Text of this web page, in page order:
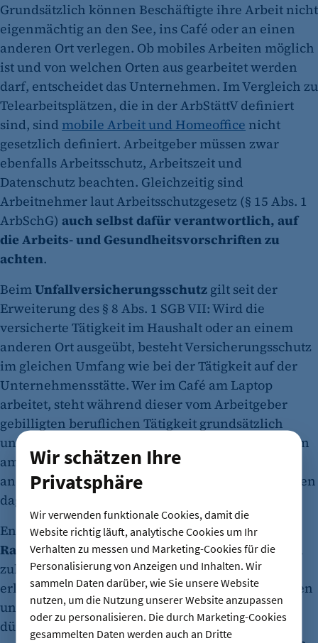
Wir schätzen Ihre
Privatsphäre
Wir verwenden funktionale Cookies, damit die
Website richtig läuft, analytische Cookies um Ihr
Verhalten zu messen und Marketing-Cookies für die
Personalisierung von Anzeigen und Inhalten. Wir
sammeln Daten darüber, wie Sie unsere Website
nutzen, um die Nutzung unserer Website anzupassen
oder zu personalisieren. Die durch Marketing-Cookies
gesammelten Daten werden auch an Dritte
Grundsätzlich können Beschäftigte ihre Arbeit nicht
eigenmächtig an den See, ins Café oder an einen
anderen Ort verlegen. Ob mobiles Arbeiten möglich
ist und von welchen Orten aus gearbeitet werden
darf, entscheidet das Unternehmen. Im Vergleich zu
Telearbeitsplätzen, die in der ArbStättV definiert
sind, sind mobile Arbeit und Homeoffice nicht
gesetzlich definiert. Arbeitgeber müssen zwar
ebenfalls Arbeitsschutz, Arbeitszeit und
Datenschutz beachten. Gleichzeitig sind
Arbeitnehmer laut Arbeitsschutzgesetz (§ 15 Abs. 1
ArbSchG) auch selbst dafür verantwortlich, auf
die Arbeits- und Gesundheitsvorschriften zu
achten.
BeimUnfallversicherungsschutz gilt seit der
Erweiterung des § 8 Abs. 1 SGB VII: Wird die
versicherte Tätigkeit im Haushalt oder an einem
anderen Ort ausgeübt, besteht Versicherungsschutz
im gleichen Umfang wie bei der Tätigkeit auf der
Unternehmensstätte. Wer im Café am Laptop
arbeitet, steht während dieser vom Arbeitgeber
gebilligten beruflichen Tätigkeit grundsätzlich
unter Schutz. Doch private Tätigkeiten, etwa Baden
am See, Sonnen, ein rein privater Einkauf oder
andere Unterbrechungen ohne Arbeitsbezug, fallen
dagegen regelmäßig nicht darunter.
Entscheidend ist, dass Unternehmenklare
Rahmenbedingungen schaffen: Welche Orte sind
zulässig? Welche Tätigkeiten dürfen unterwegs
erledigt werden? Wie werden Arbeitszeiten, Pausen
und Erreichbarkeit dokumentiert? Welche Geräte
dürfen genutzt werden? Und wie werden